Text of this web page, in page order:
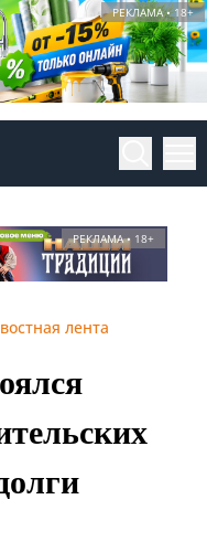
РЕКЛАМА • 18+
РЕКЛАМА • 18+
лента